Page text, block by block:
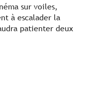
sur voiles,
à escalader la
patienter deux